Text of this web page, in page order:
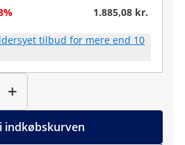
1.885,08 kr.
tilbud for mere end 10
+
indkøbskurven